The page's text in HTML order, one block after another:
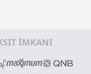
İMKANI